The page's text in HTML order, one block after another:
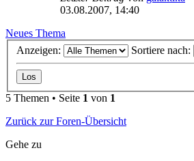
03.08.2007, 14:40
Neues Thema
Anzeigen:
Sortiere nach:
5 Themen • Seite 1 von 1
Zurück zur Foren-Übersicht
Gehe zu